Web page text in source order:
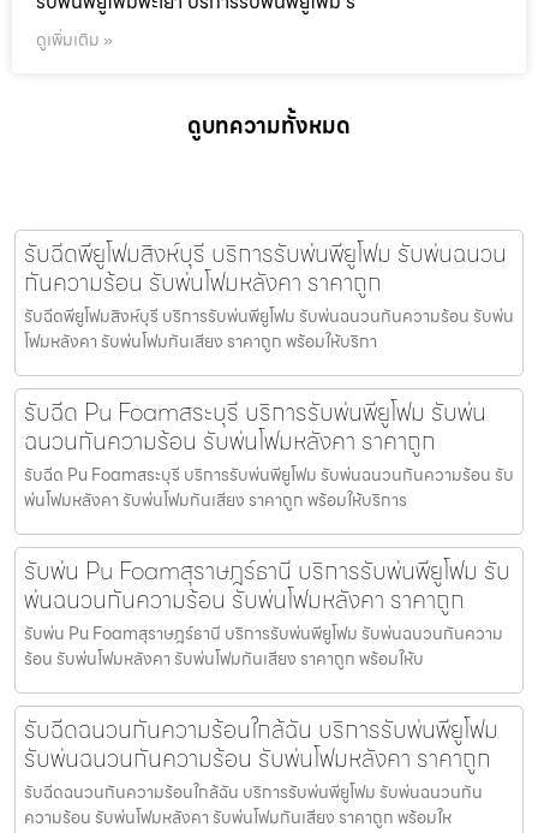
ดูเพิ่มเติม »
ดูบทความทั้งหมด
รับฉีดพียูโฟมสิงห์บุรี บริการรับพ่นพียูโฟม รับพ่นฉนวน
กันความร้อน รับพ่นโฟมหลังคา ราคาถูก
รับฉีดพียูโฟมสิงห์บุรี บริการรับพ่นพียูโฟม รับพ่นฉนวนกันความร้อน รับพ่น
โฟมหลังคา รับพ่นโฟมกันเสียง ราคาถูก พร้อมให้บริกา
รับฉีด Pu Foamสระบุรี บริการรับพ่นพียูโฟม รับพ่น
ฉนวนกันความร้อน รับพ่นโฟมหลังคา ราคาถูก
รับฉีด Pu Foamสระบุรี บริการรับพ่นพียูโฟม รับพ่นฉนวนกันความร้อน รับ
พ่นโฟมหลังคา รับพ่นโฟมกันเสียง ราคาถูก พร้อมให้บริการ
รับพ่น Pu Foamสุราษฎร์ธานี บริการรับพ่นพียูโฟม รับ
พ่นฉนวนกันความร้อน รับพ่นโฟมหลังคา ราคาถูก
รับพ่น Pu Foamสุราษฎร์ธานี บริการรับพ่นพียูโฟม รับพ่นฉนวนกันความ
ร้อน รับพ่นโฟมหลังคา รับพ่นโฟมกันเสียง ราคาถูก พร้อมให้บ
รับฉีดฉนวนกันความร้อนใกล้ฉัน บริการรับพ่นพียูโฟม
รับพ่นฉนวนกันความร้อน รับพ่นโฟมหลังคา ราคาถูก
รับฉีดฉนวนกันความร้อนใกล้ฉัน บริการรับพ่นพียูโฟม รับพ่นฉนวนกัน
ความร้อน รับพ่นโฟมหลังคา รับพ่นโฟมกันเสียง ราคาถูก พร้อมให